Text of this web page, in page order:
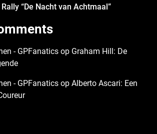
“De Nacht van Achtmaal”
- GPFanatics op Graham Hill: De
- GPFanatics opAlberto Ascari: Een